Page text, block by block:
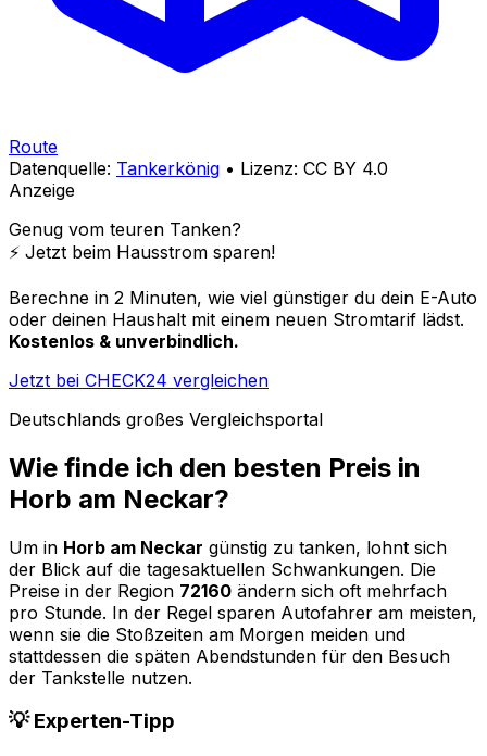
Route
Datenquelle: Tankerkönig • Lizenz: CC BY 4.0
Anzeige
Genug vom teuren Tanken?
⚡️ Jetzt beim Hausstrom sparen!
Berechne in 2 Minuten, wie viel günstiger du dein E-Auto
oder deinen Haushalt mit einem neuen Stromtarif lädst.
Kostenlos & unverbindlich.
Jetzt bei CHECK24 vergleichen
Deutschlands großes Vergleichsportal
Wie finde ich den besten Preis in
Horb am Neckar?
Um in Horb am Neckar günstig zu tanken, lohnt sich
der Blick auf die tagesaktuellen Schwankungen. Die
Preise in der Region 72160 ändern sich oft mehrfach
pro Stunde. In der Regel sparen Autofahrer am meisten,
wenn sie die Stoßzeiten am Morgen meiden und
stattdessen die späten Abendstunden für den Besuch
der Tankstelle nutzen.
💡 Experten-Tipp